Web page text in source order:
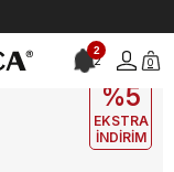
2
2 0
EKLE5
%5
EKSTRA
İNDİRİM